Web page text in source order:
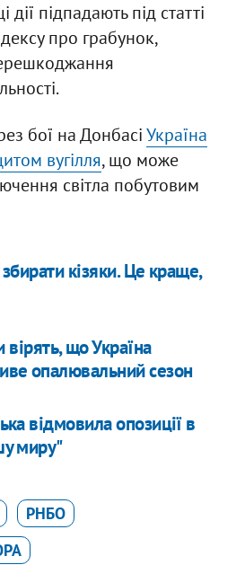
підпадають під статті
про грабунок,
бої на ДонбасіУкраїна
вугілля, що може
світла побутовим
кізяки. Це краще,
вірять, що Україна
опалювальний сезон
відмовила опозиції в
миру"
РНБО